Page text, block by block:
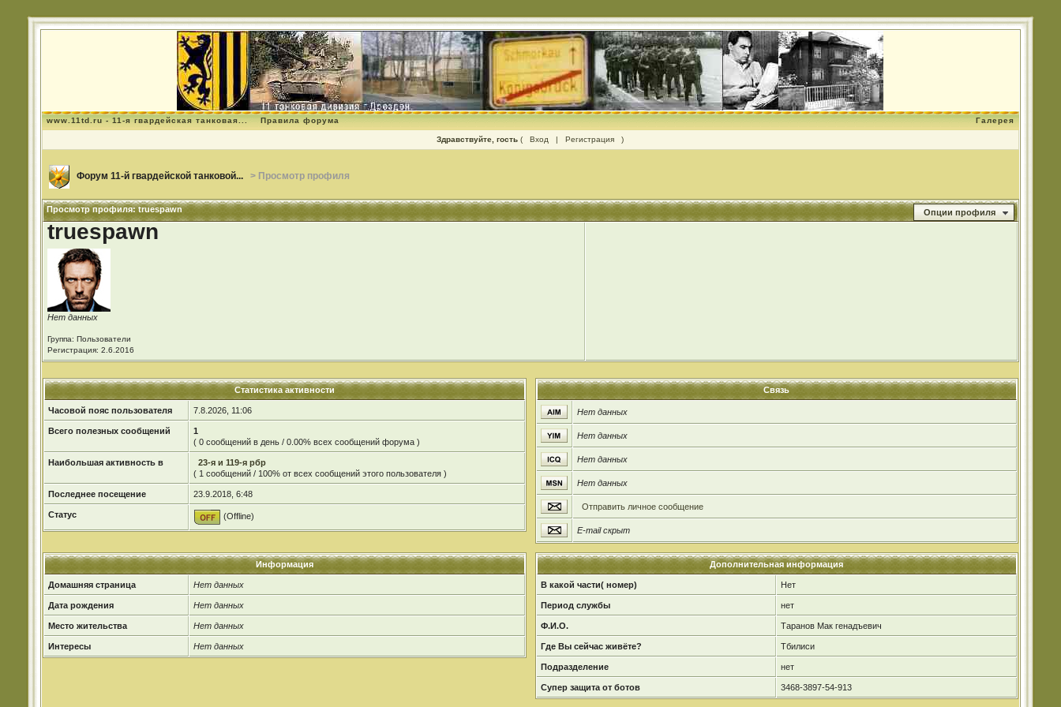
www.11td.ru - 11-я гвардейская танковая... Правила форума Галерея
Здравствуйте, гость ( Вход | Регистрация )
Форум 11-й гвардейской танковой... > Просмотр профиля
Опции профиля
Просмотр профиля: truespawn
truespawn
Нет данных
Группа: Пользователи
Регистрация: 2.6.2016
Статистика активности
Часовой пояс пользователя 7.8.2026, 11:06
Всего полезных сообщений
1
( 0 сообщений в день / 0.00% всех сообщений форума )
Наибольшая активность в
23-я и 119-я рбр
( 1 сообщений / 100% от всех сообщений этого пользователя )
Последнее посещение 23.9.2018, 6:48
Статус (Offline)
Связь
Нет данных
Нет данных
Нет данных
Нет данных
Отправить личное сообщение
E-mail скрыт
Информация
Домашняя страница Нет данных
Дата рождения Нет данных
Место жительства Нет данных
Интересы Нет данных
Дополнительная информация
В какой части( номер) Нет
Период службы нет
Ф.И.О. Таранов Мак генадъевич
Где Вы сейчас живёте? Тбилиси
Подразделение нет
Супер защита от ботов 3468-3897-54-913